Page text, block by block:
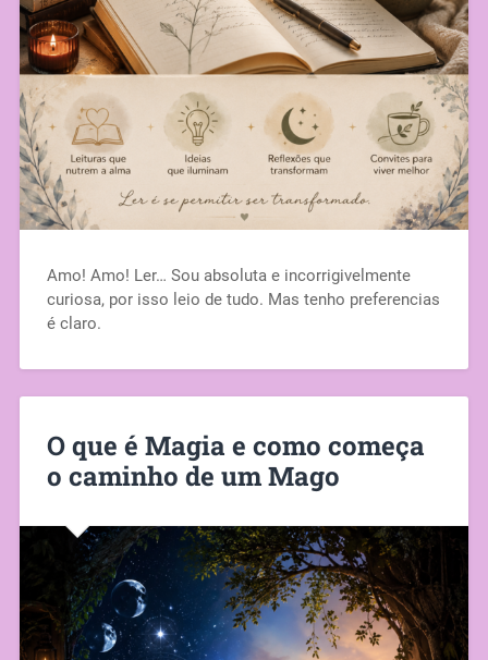
Amo! Amo! Ler… Sou absoluta e incorrigivelmente
curiosa, por isso leio de tudo. Mas tenho preferencias
é claro.
O que é Magia e como começa
o caminho de um Mago